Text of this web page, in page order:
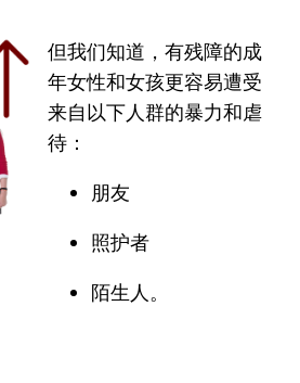
但我们知道，有残障的成
年女性和女孩更容易遭受
来自以下人群的暴力和虐
待：
朋友
照护者
陌生人。